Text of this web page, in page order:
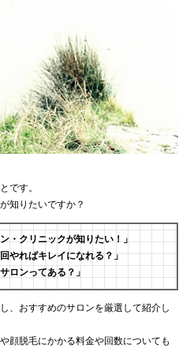
です。
知りたいですか？
・クリニックが知りたい！」
やればキレイになれる？」
ロンってある？」
、おすすめのサロンを厳選して紹介し
顔脱毛にかかる料金や回数についても